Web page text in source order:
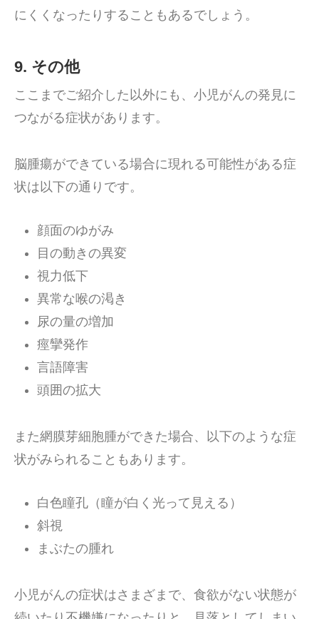
にくくなったりすることもあるでしょう。
9. その他
ここまでご紹介した以外にも、小児がんの発見に
つながる症状があります。
脳腫瘍ができている場合に現れる可能性がある症
状は以下の通りです。
顔面のゆがみ
目の動きの異変
視力低下
異常な喉の渇き
尿の量の増加
痙攣発作
言語障害
頭囲の拡大
また網膜芽細胞腫ができた場合、以下のような症
状がみられることもあります。
白色瞳孔（瞳が白く光って見える）
斜視
まぶたの腫れ
小児がんの症状はさまざまで、食欲がない状態が